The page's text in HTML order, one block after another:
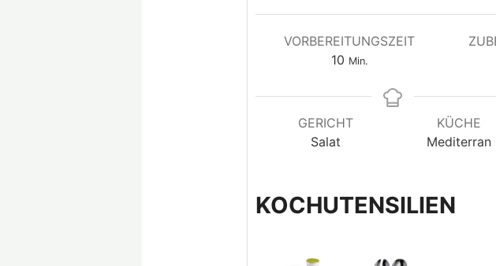
VORBEREITUNGSZEIT
10 Min.
GERICHT
Salat
KÜCHE
Mediterran
KOCHUTENSILIEN